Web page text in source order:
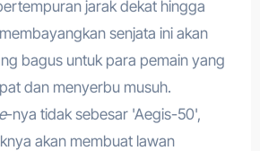
jarak dekat hingga
senjata ini akan
bagus untuk para pemain yang
dan menyerbu musuh.
-nya tidak sebesar 'Aegis-50',
akan membuat lawan